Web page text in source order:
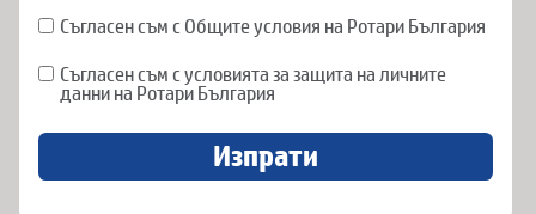
Съгласен съм с Общите условия на Ротари България
Съгласен съм с условията за защита на личните
данни на Ротари България
Изпрати